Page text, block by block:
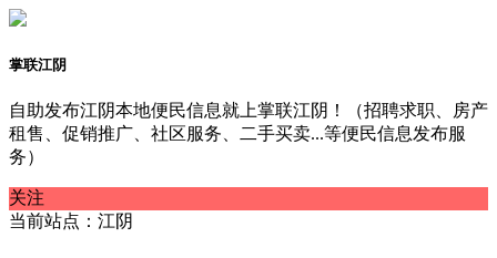
掌联江阴
自助发布江阴本地便民信息就上掌联江阴！（招聘求职、房产
租售、促销推广、社区服务、二手买卖...等便民信息发布服
务）
关注
当前站点：江阴